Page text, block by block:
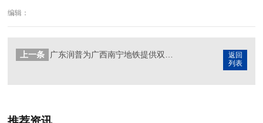
编辑：
返回
列表
上一条